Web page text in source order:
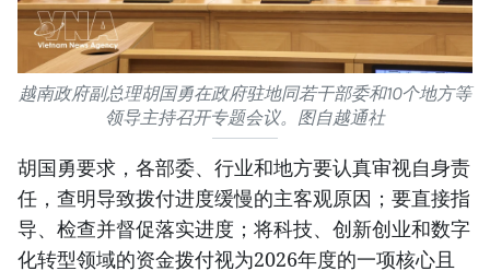
越南政府副总理胡国勇在政府驻地同若干部委和10个地方等
领导主持召开专题会议。图自越通社
胡国勇要求，各部委、行业和地方要认真审视自身责
任，查明导致拨付进度缓慢的主客观原因；要直接指
导、检查并督促落实进度；将科技、创新创业和数字
化转型领域的资金拨付视为2026年度的一项核心且